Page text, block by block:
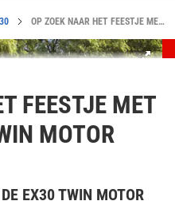
OP ZOEK NAAR HET FEESTJE MET DE VOLVO EX30 TWIN MOTOR PERFORMANCE - AUTOWEEK AUTOTEST
FEESTJE MET
MOTOR
EX30 TWIN MOTOR